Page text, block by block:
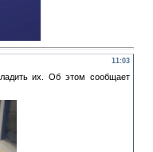
11:03
их. Об этом сообщает